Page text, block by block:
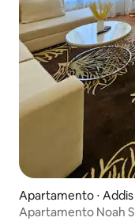
Apartamento ⋅
Apartamento Noah